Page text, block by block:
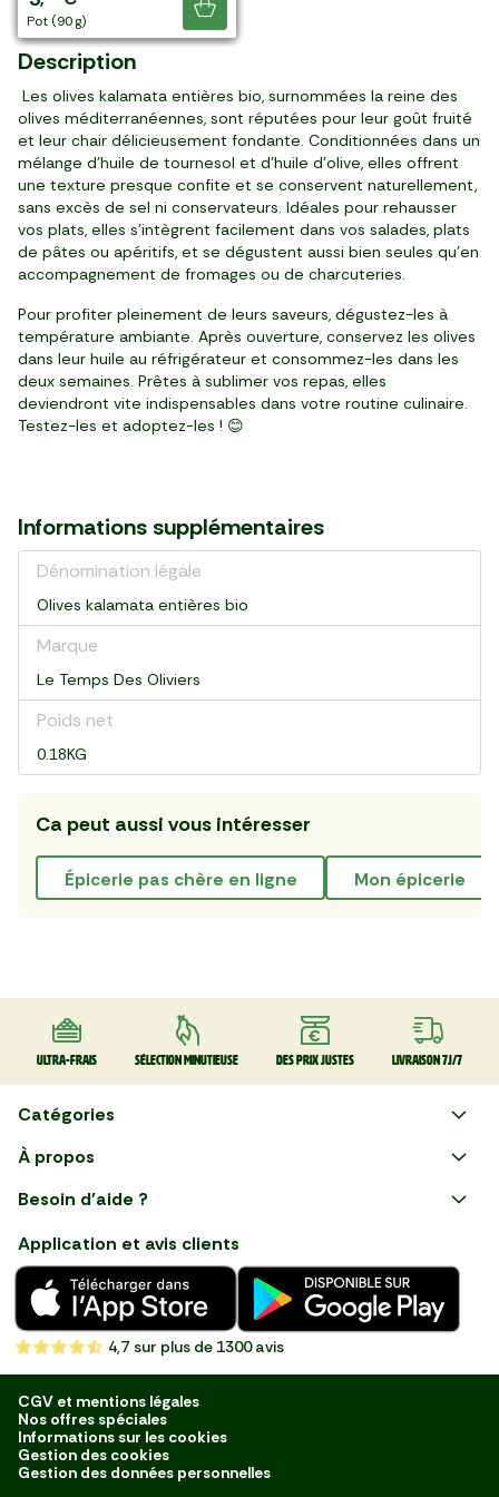
pot (180 g)
pot (600 g)
pot (370 g)
pot (370 g)
pot (370 g)
pot (180 g)
bocal (280 g)
pot (180 g)
pot (200 g)
pot (90 g)
Je découvre
Description
Les olives kalamata entières bio, surnommées la reine des
olives méditerranéennes, sont réputées pour leur goût fruité
et leur chair délicieusement fondante. Conditionnées dans un
mélange d'huile de tournesol et d'huile d'olive, elles offrent
une texture presque confite et se conservent naturellement,
sans excès de sel ni conservateurs. Idéales pour rehausser
vos plats, elles s’intègrent facilement dans vos salades, plats
de pâtes ou apéritifs, et se dégustent aussi bien seules qu’en
accompagnement de fromages ou de charcuteries.
Pour profiter pleinement de leurs saveurs, dégustez-les à
température ambiante. Après ouverture, conservez les olives
dans leur huile au réfrigérateur et consommez-les dans les
deux semaines. Prêtes à sublimer vos repas, elles
deviendront vite indispensables dans votre routine culinaire.
Testez-les et adoptez-les ! 😊
Informations supplémentaires
Dénomination légale
Olives kalamata entières bio
Marque
Le Temps Des Oliviers
Poids net
0.18KG
Ca peut aussi vous intéresser
épicerie pas chère en ligne mon épicerie
Ultra-frais Sélection minutieuse Des prix justes Livraison 7J/7
Catégories
Faire ses courses en ligne
Nouveautés
Fruits
Légumes
Boucherie
Charcuterie
Poissonnerie
Fromagerie
À propos
et savoir-faire français en
choisissant notre service de
livraison de produits frais et
de qualité, livrés directement
chez vous. Une expérience
de courses en ligne pensée
pour vous.
Besoin d'aide ?
Application et avis clients
4,7 sur plus de 1300 avis
CGV et mentions légales
Nos offres spéciales
Informations sur les cookies
Gestion des cookies
Gestion des données personnelles